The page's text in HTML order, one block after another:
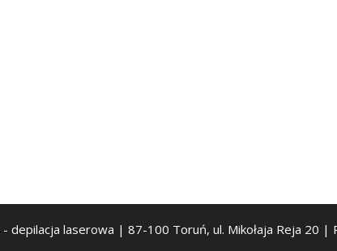
- depilacja laserowa | 87-100 Toruń, ul. Mikołaja Reja 20 |